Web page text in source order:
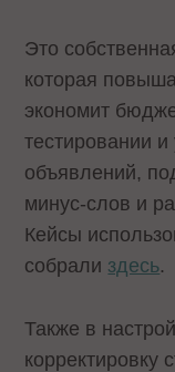
Это
которая
экономит
тестировании
объявлений,
минус-слов и
Кейсы
собрали здесь.
Также в
корректировку